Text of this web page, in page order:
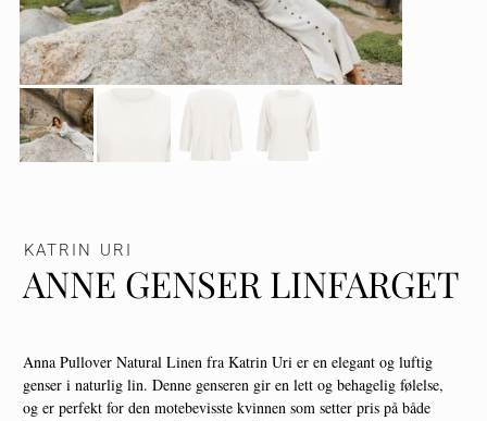
KATRIN URI
ANNE GENSER LINFARGET
Anna Pullover Natural Linen fra Katrin Uri er en elegant og luftig
genser i naturlig lin. Denne genseren gir en lett og behagelig følelse,
og er perfekt for den motebevisste kvinnen som setter pris på både